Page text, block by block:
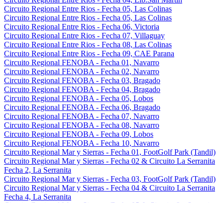
Circuito Regional Entre Rios - Fecha 05, Las Colinas
Circuito Regional Entre Rios - Fecha 05, Las Colinas
Circuito Regional Entre Rios - Fecha 06, Victoria
Circuito Regional Entre Rios - Fecha 07, Villaguay
Circuito Regional Entre Rios - Fecha 08, Las Colinas
Circuito Regional Entre Rios - Fecha 09, CAE Parana
Circuito Regional FENOBA - Fecha 01, Navarro
Circuito Regional FENOBA - Fecha 02, Navarro
Circuito Regional FENOBA - Fecha 03, Bragado
Circuito Regional FENOBA - Fecha 04, Bragado
Circuito Regional FENOBA - Fecha 05, Lobos
Circuito Regional FENOBA - Fecha 06, Bragado
Circuito Regional FENOBA - Fecha 07, Navarro
Circuito Regional FENOBA - Fecha 08, Navarro
Circuito Regional FENOBA - Fecha 09, Lobos
Circuito Regional FENOBA - Fecha 10, Navarro
Circuito Regional Mar y Sierras - Fecha 01, FootGolf Park (Tandil)
Circuito Regional Mar y Sierras - Fecha 02 & Circuito La Serranita
Fecha 2, La Serranita
Circuito Regional Mar y Sierras - Fecha 03, FootGolf Park (Tandil)
Circuito Regional Mar y Sierras - Fecha 04 & Circuito La Serranita
Fecha 4, La Serranita